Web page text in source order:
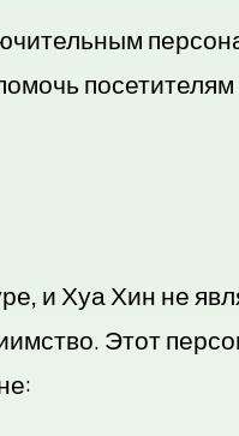
посетителям
и Хуа Хин не
Этот